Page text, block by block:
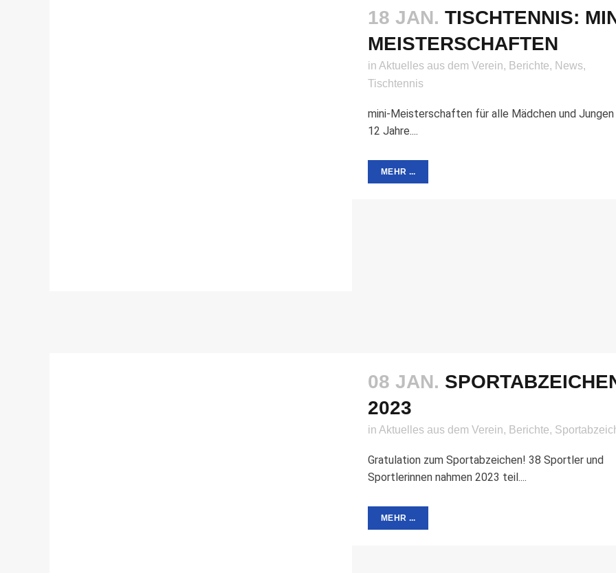
18 JAN. TISCHTENNIS:
MEISTERSCHAFTEN
in Aktuelles aus dem Verein, Berichte, News,
Tischtennis
mini-Meisterschaften für alle Mädchen und Jungen
12 Jahre....
MEHR ...
08 JAN.
2023
in Aktuelles aus dem Verein, Berichte,
Gratulation zum Sportabzeichen! 38 Sportler und
Sportlerinnen nahmen 2023 teil....
MEHR ...